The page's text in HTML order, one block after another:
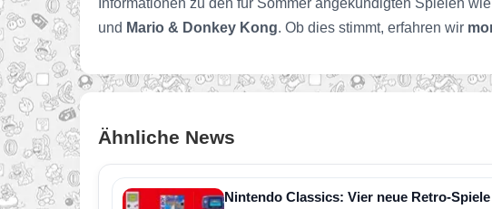
Informationen zu den für Sommer angekündigten Spielen wie
und Mario & Donkey Kong. Ob dies stimmt, erfahren wir
Ähnliche News
Nintendo Classics: Vier neue Retro-